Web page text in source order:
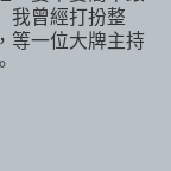
我曾經打扮整
等一位大牌主持